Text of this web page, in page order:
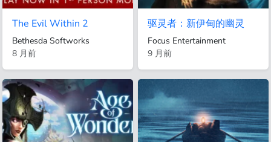
The Evil Within 2
Bethesda Softworks
8 月前
驱灵者：新伊甸的幽灵
Focus Entertainment
9 月前